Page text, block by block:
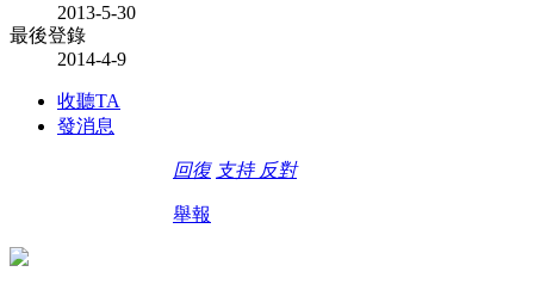
2013-5-30
最後登錄
2014-4-9
收聽TA
發消息
回復 支持 反對
舉報